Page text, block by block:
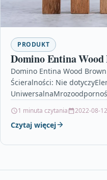
PRODUKT
Domino Entina Wood
Domino Entina Wood
Ścieralności: Nie
1 minuta czytania 2022-08-12
Czytaj więcej